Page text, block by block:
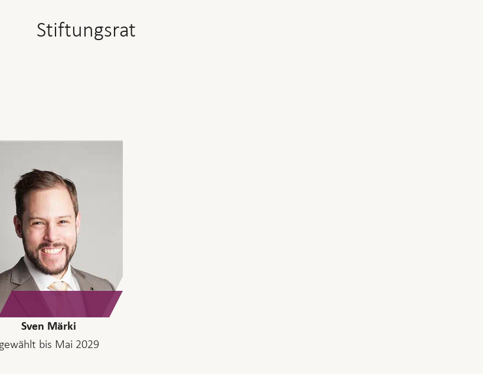
Stiftungsrat
Sven Märki
gewählt bis Mai 2029